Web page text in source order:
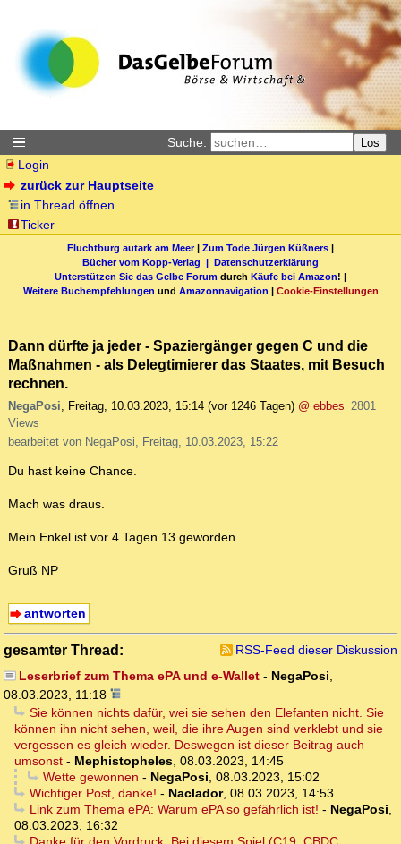
Suche: Los
Login
zurück zur Hauptseite
in Thread öffnen
Ticker
Fluchtburg autark am Meer| Zum Tode Jürgen Küßners |
Bücher vom Kopp-Verlag | Datenschutzerklärung
Unterstützen Sie das Gelbe Forum durch Käufe bei Amazon! |
Weitere Buchempfehlungen und Amazonnavigation | Cookie-Einstellungen
Dann dürfte ja jeder - Spaziergänger gegen C und die
Maßnahmen - als Delegtimierer das Staates, mit Besuch
rechnen.
NegaPosi, Freitag, 10.03.2023, 15:14 (vor 1246 Tagen) @ ebbes 2801
Views
bearbeitet von NegaPosi, Freitag, 10.03.2023, 15:22
Du hast keine Chance.
Mach was draus.
Mein Enkel ist vor 4 Tagen 13 geworden.
Gruß NP
antworten
gesamter Thread:
RSS-Feed dieser Diskussion
Leserbrief zum Thema ePA und e-Wallet- NegaPosi,
08.03.2023, 11:18
Sie können nichts dafür, wei sie sehen den Elefanten nicht. Sie
können ihn nicht sehen, weil, die ihre Augen sind verklebt und sie
vergessen es gleich wieder. Deswegen ist dieser Beitrag auch
umsonst - Mephistopheles, 08.03.2023, 14:45
Wette gewonnen - NegaPosi, 08.03.2023, 15:02
Wichtiger Post, danke! - Naclador, 08.03.2023, 14:53
Link zum Thema ePA: Warum ePA so gefährlich ist! - NegaPosi,
08.03.2023, 16:32